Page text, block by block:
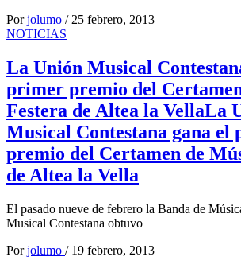
Por jolumo / 25 febrero, 2013
NOTICIAS
La Unión Musical
primer premio del
Festera de Altea la VellaLa
Musical Contestana gana el
premio del Certamen de
de Altea la Vella
El pasado nueve de febrero la Banda de
Musical Contestana obtuvo
Por jolumo / 19 febrero, 2013